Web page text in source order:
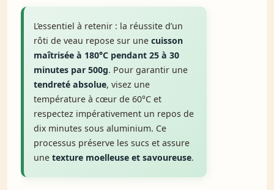
L’essentiel à retenir : la réussite d’un
rôti de veau repose sur une cuisson
maîtrisée à 180°C pendant 25 à 30
minutes par 500g. Pour garantir une
tendreté absolue, visez une
température à cœur de 60°C et
respectez impérativement un repos de
dix minutes sous aluminium. Ce
processus préserve les sucs et assure
une texture moelleuse et savoureuse.